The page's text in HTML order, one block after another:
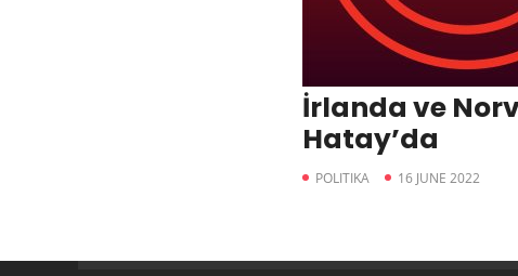
İrlanda ve
Hatay’da
POLITIKA 16 JUNE 2022